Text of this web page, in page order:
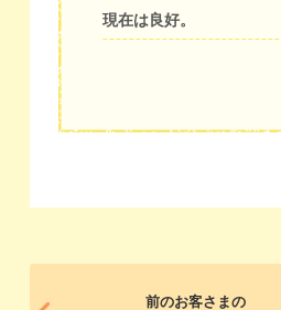
現在は良好。
前のお客さまの